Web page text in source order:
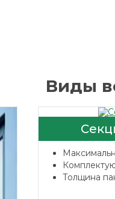
Виды
Толщина